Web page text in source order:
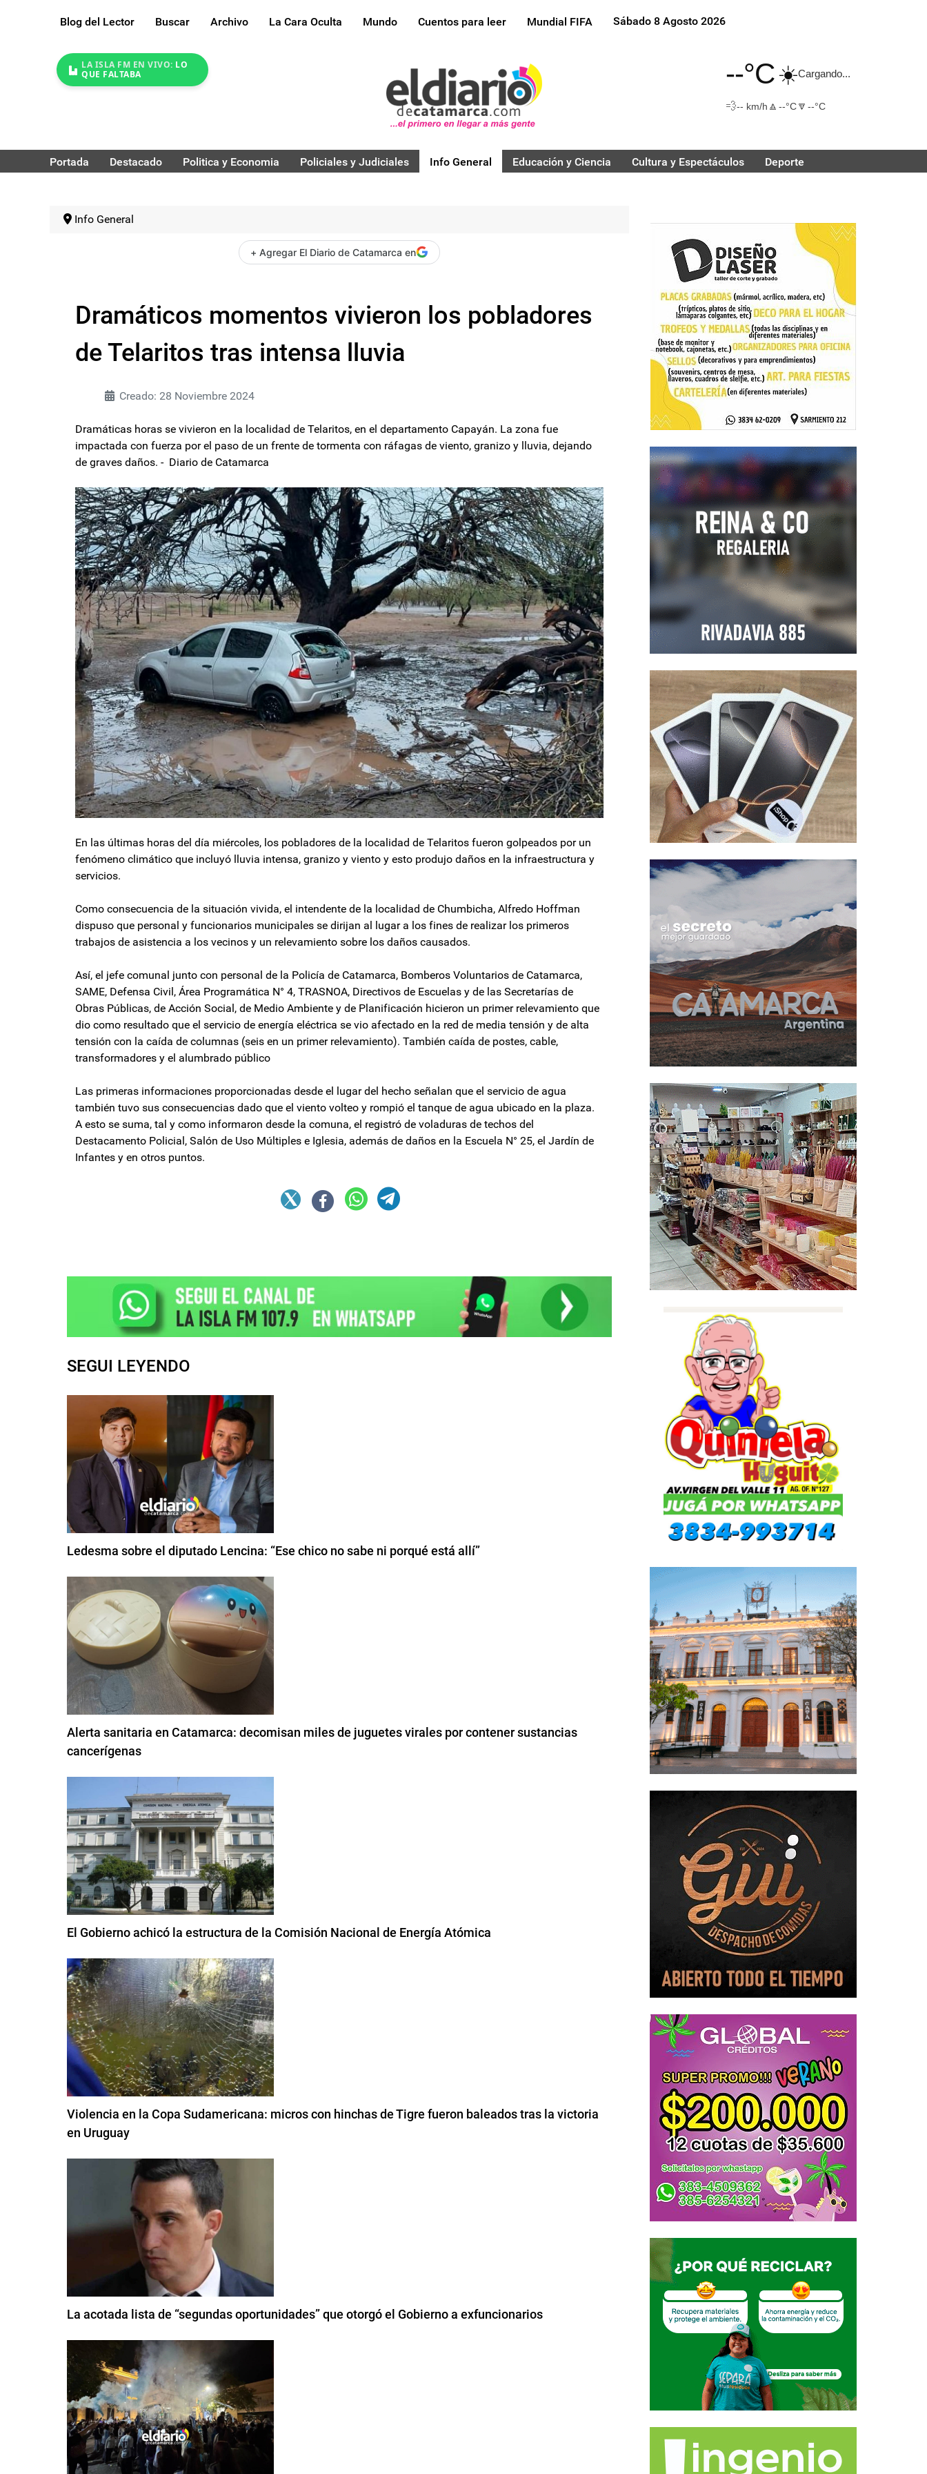
Blog del Lector Buscar Archivo La Cara Oculta Mundo Cuentos para leer Mundial FIFA Sábado 8 Agosto 2026
LA ISLA FM EN VIVO: LO
QUE FALTABA
--°C☀️Cargando...
💨-- km/h 🔼 --°C🔽 --°C
Portada Destacado Politica y Economia Policiales y Judiciales Info General Educación y Ciencia Cultura y Espectáculos Deporte
Info General
+ Agregar El Diario de Catamarca en
Dramáticos momentos vivieron los pobladores
de Telaritos tras intensa lluvia
Creado: 28 Noviembre 2024
Dramáticas horas se vivieron en la localidad de Telaritos, en el departamento Capayán. La zona fue
impactada con fuerza por el paso de un frente de tormenta con ráfagas de viento, granizo y lluvia, dejando
de graves daños. - Diario de Catamarca
En las últimas horas del día miércoles, los pobladores de la localidad de Telaritos fueron golpeados por un
fenómeno climático que incluyó lluvia intensa, granizo y viento y esto produjo daños en la infraestructura y
servicios.
Como consecuencia de la situación vivida, el intendente de la localidad de Chumbicha, Alfredo Hoffman
dispuso que personal y funcionarios municipales se dirijan al lugar a los fines de realizar los primeros
trabajos de asistencia a los vecinos y un relevamiento sobre los daños causados.
Así, el jefe comunal junto con personal de la Policía de Catamarca, Bomberos Voluntarios de Catamarca,
SAME, Defensa Civil, Área Programática N° 4, TRASNOA, Directivos de Escuelas y de las Secretarías de
Obras Públicas, de Acción Social, de Medio Ambiente y de Planificación hicieron un primer relevamiento que
dio como resultado que el servicio de energía eléctrica se vio afectado en la red de media tensión y de alta
tensión con la caída de columnas (seis en un primer relevamiento). También caída de postes, cable,
transformadores y el alumbrado público
Las primeras informaciones proporcionadas desde el lugar del hecho señalan que el servicio de agua
también tuvo sus consecuencias dado que el viento volteo y rompió el tanque de agua ubicado en la plaza.
A esto se suma, tal y como informaron desde la comuna, el registró de voladuras de techos del
Destacamento Policial, Salón de Uso Múltiples e Iglesia, además de daños en la Escuela N° 25, el Jardín de
Infantes y en otros puntos.
SEGUI LEYENDO
Ledesma sobre el diputado Lencina: “Ese chico no sabe ni porqué está allí”
Alerta sanitaria en Catamarca: decomisan miles de juguetes virales por contener sustancias
cancerígenas
El Gobierno achicó la estructura de la Comisión Nacional de Energía Atómica
Violencia en la Copa Sudamericana: micros con hinchas de Tigre fueron baleados tras la victoria
en Uruguay
La acotada lista de “segundas oportunidades” que otorgó el Gobierno a exfuncionarios